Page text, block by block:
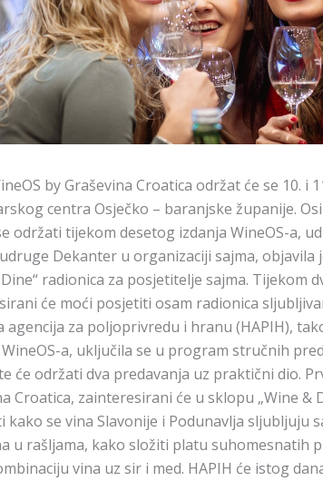
by Graševina Croatica održat će se 10. i
centra Osječko – baranjske županije.
održati tijekom desetog izdanja WineOS-a,
Dekanter u organizaciji sajma, objavila
radionica za posjetitelje sajma. Tijekom
će moći posjetiti osam radionica
agencija za poljoprivredu i hranu (HAPIH),
a, uključila se u program stručnih
će održati dva predavanja uz praktični dio.
Croatica, zainteresirani će u sklopu „Wine &
kako se vina Slavonije i Podunavlja sljubljuju
u rašljama, kako složiti platu suhomesnatih
vina uz sir i med. HAPIH će istog